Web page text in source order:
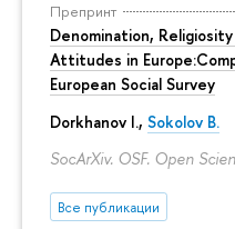
Препринт
Denomination,
Attitudes in
European Social Survey
Dorkhanov I., Sokolov B.
SocArXiv. OSF. Open
Все публикации